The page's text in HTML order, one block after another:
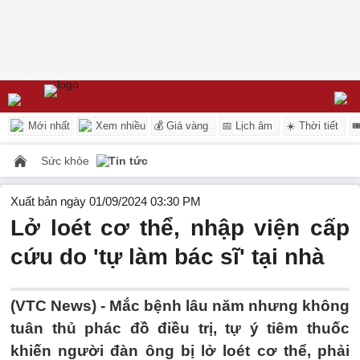
Mới nhất Xem nhiều 💰 Giá vàng 📅 Lịch âm ☀️ Thời tiết
Sức khỏe Tin tức
Xuất bản ngày 01/09/2024 03:30 PM
Lở loét cơ thể, nhập viện cấp
cứu do 'tự làm bác sĩ' tại nhà
(VTC News) - Mắc bệnh lâu năm nhưng không
tuân thủ phác đồ điều trị, tự ý tiêm thuốc
khiến người đàn ông bị lở loét cơ thể, phải